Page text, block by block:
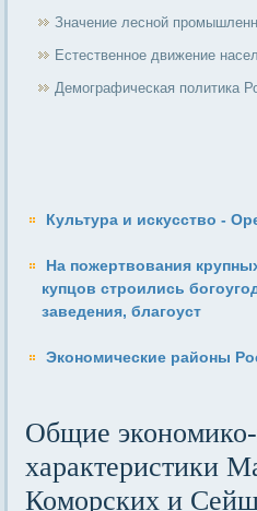
Значение лесной
Естественное движение
Демографическая политика
Культура и искусство -
На пожертвования
купцов строились
заведения, благоуст
Экономические районы
Общие
характеристики
Коморских и